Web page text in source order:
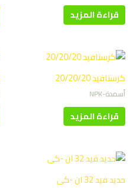
قراءة المزيد
كرستافيد 20/20/20
أسمدة-NPK
قراءة المزيد
حديد فيد 32 ان -كى